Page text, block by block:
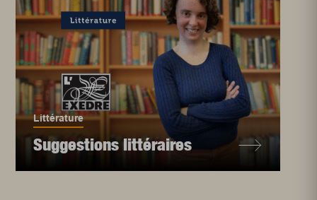
Littérature
Suggestions littéraires